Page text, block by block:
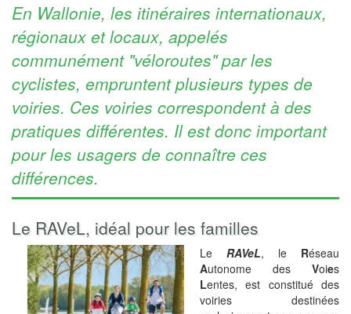
En Wallonie, les itinéraires internationaux,
régionaux et locaux, appelés
communément "véloroutes" par les
cyclistes, empruntent plusieurs types de
voiries. Ces voiries correspondent à des
pratiques différentes. Il est donc important
pour les usagers de connaître ces
différences.
Le RAVeL, idéal pour les familles
Le RAVeL, le Réseau
Autonome des Voies
Lentes, est constitué des
voiries destinées